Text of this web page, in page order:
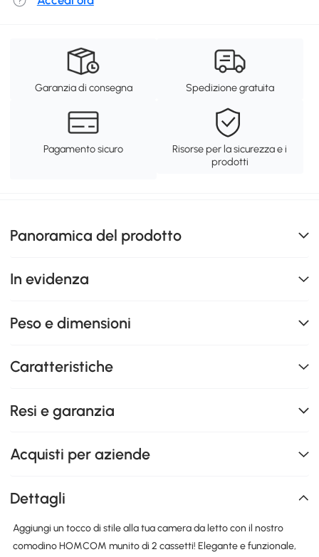
Garanzia di consegna Spedizione gratuita
Pagamento sicuro
Risorse per la sicurezza e i
prodotti
Panoramica del prodotto
In evidenza
Peso e dimensioni
Caratteristiche
Resi e garanzia
Acquisti per aziende
Dettagli
Aggiungi un tocco di stile alla tua camera da letto con il nostro
comodino HOMCOM munito di 2 cassetti! Elegante e funzionale,